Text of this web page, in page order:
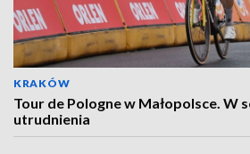
KRAKÓW
Tour de Pologne w Małopolsce. W
utrudnienia